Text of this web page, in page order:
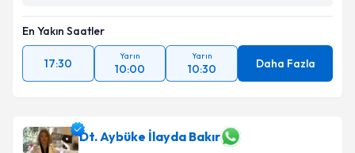
En Yakın Saatler
17:30
Yarın
10:00
Yarın
10:30 Daha Fazla
Dt. Aybüke İlayda Bakır